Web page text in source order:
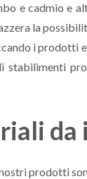
e cadmio e
la
i prodotti
stabilimenti
prodotti